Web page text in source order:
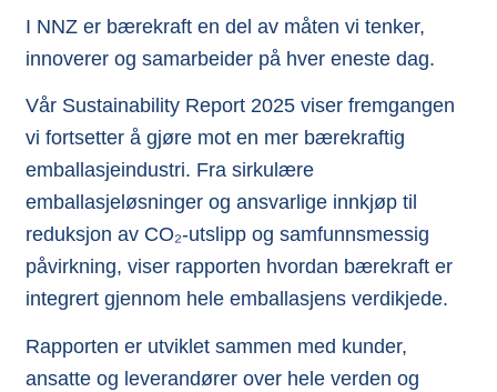
I NNZ er bærekraft en del av måten vi tenker,
innoverer og samarbeider på hver eneste dag.
Vår Sustainability Report 2025 viser fremgangen
vi fortsetter å gjøre mot en mer bærekraftig
emballasjeindustri. Fra sirkulære
emballasjeløsninger og ansvarlige innkjøp til
reduksjon av CO₂-utslipp og samfunnsmessig
påvirkning, viser rapporten hvordan bærekraft er
integrert gjennom hele emballasjens verdikjede.
Rapporten er utviklet sammen med kunder,
ansatte og leverandører over hele verden og